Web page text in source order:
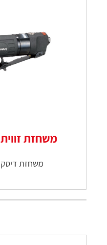
משחזת זווית 5" פנאומטית
משחזת דיסק 45" פנאומטית